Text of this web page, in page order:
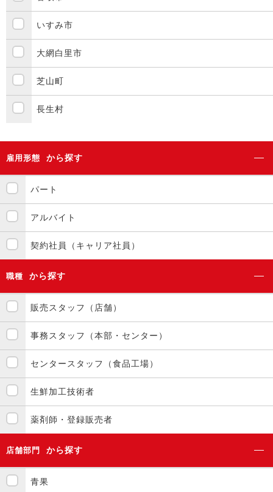
いすみ市
大網白里市
芝山町
長生村
雇用形態 から探す
パート
アルバイト
契約社員（キャリア社員）
職種 から探す
販売スタッフ（店舗）
事務スタッフ（本部・センター）
センタースタッフ（食品工場）
生鮮加工技術者
薬剤師・登録販売者
店舗部門 から探す
青果